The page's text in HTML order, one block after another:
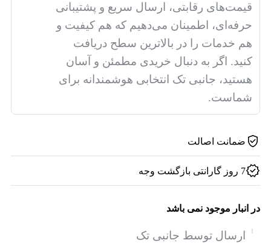
قیمت‌های رقابتی، ارسال سریع و پشتیبانی
حرفه‌ای، اطمینان می‌دهیم که هم کیفیت و
هم خدمات را در بالاترین سطح دریافت
کنید. اگر به دنبال خریدی مطمئن و آسان
هستید، جانبی تک انتخابی هوشمندانه برای
شماست.
ضمانت اصالت
7 روز گارانتی بازگشت وجه
در انبار موجود نمی باشد
ارسال توسط جانبی تک